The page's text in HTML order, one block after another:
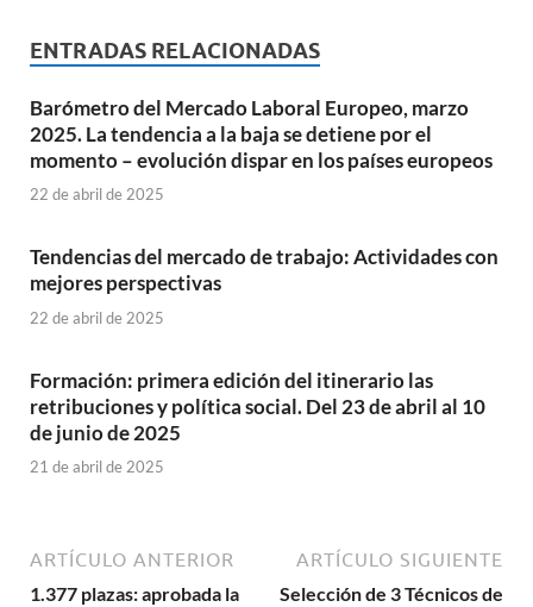
ENTRADAS RELACIONADAS
Barómetro del Mercado Laboral Europeo, marzo
2025. La tendencia a la baja se detiene por el
momento – evolución dispar en los países europeos
22 de abril de 2025
Tendencias del mercado de trabajo: Actividades con
mejores perspectivas
22 de abril de 2025
Formación: primera edición del itinerario las
retribuciones y política social. Del 23 de abril al 10
de junio de 2025
21 de abril de 2025
ARTÍCULO ANTERIOR
1.377 plazas: aprobada la
ARTÍCULO SIGUIENTE
Selección de 3 Técnicos de